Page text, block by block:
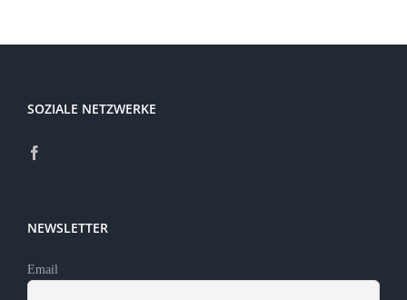
SOZIALE NETZWERKE
NEWSLETTER
Email